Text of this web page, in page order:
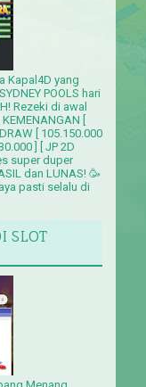
Kapal4D yang
POOLS hari
Rezeki di awal
[
[ 105.150.000
] [ JP 2D
super duper
dan LUNAS! 🥳
pasti selalu di
SLOT